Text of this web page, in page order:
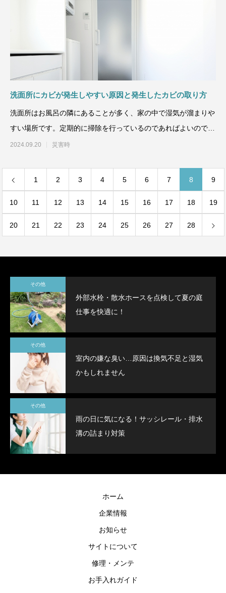
洗面所にカビが発生しやすい原因と発生したカビの取り方
洗面所はお風呂の隣にあることが多く、家の中で湿気が溜まりや
すい場所です。定期的に掃除を行っているのであればよいのです
が、洗面所は汚れに強
2024.09.20 災害時
1 2 3 4 5 6 7 8 9
10 11 12 13 14 15 16 17 18 19
20 21 22 23 24 25 26 27 28
その他
外部水栓・散水ホースを点検して夏の庭
仕事を快適に！
その他
室内の嫌な臭い…原因は換気不足と湿気
かもしれません
その他
雨の日に気になる！サッシレール・排水
溝の詰まり対策
ホーム
企業情報
お知らせ
サイトについて
修理・メンテ
お手入れガイド